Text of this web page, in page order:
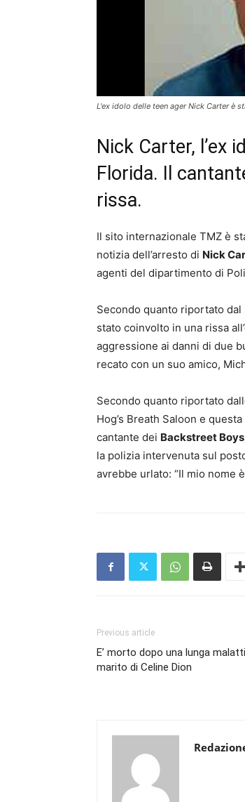
L'ex idolo delle teen ager Nick Carter è
Nick Carter, l’ex
Florida. Il
rissa.
Il sito internazionale TMZ è
notizia dell’arresto di Nick
agenti del dipartimento di
Secondo quanto riportato dal
stato coinvolto in una rissa
aggressione ai danni di due
recato con un suo amico,
Secondo quanto riportato
Hog’s Breath Saloon e
cantante dei Backstreet Boys
la polizia intervenuta sul
avrebbe urlato: “Il mio nome è
Previous article
E’ morto dopo una lunga
marito di Celine Dion